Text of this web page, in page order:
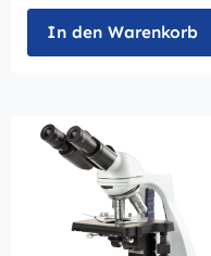
In den Warenkorb